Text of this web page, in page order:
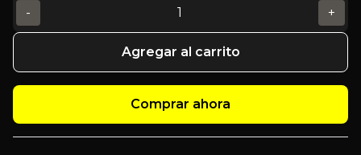
-
+
Agregar al carrito
Comprar ahora